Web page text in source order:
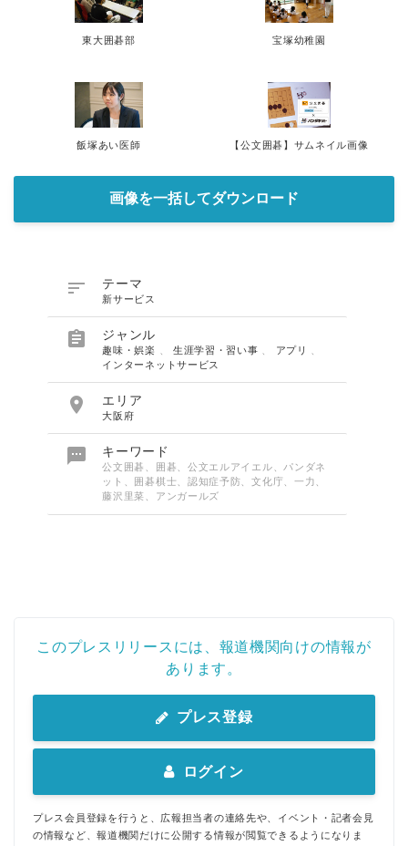
東大囲碁部 宝塚幼稚園
飯塚あい医師 【公文囲碁】サムネイル画像
画像を一括してダウンロード
 テーマ
新サービス
 ジャンル
趣味・娯楽 生涯学習・習い事 アプリ
インターネットサービス
 エリア
大阪府
 キーワード
公文囲碁、囲碁、公文エルアイエル、パンダネ
ット、囲碁棋士、認知症予防、文化庁、一力、
藤沢里菜、アンガールズ
このプレスリリースには、報道機関向けの情報が
あります。
プレス登録
ログイン
プレス会員登録を行うと、広報担当者の連絡先や、イベント・記者会見
の情報など、報道機関だけに公開する情報が閲覧できるようになりま